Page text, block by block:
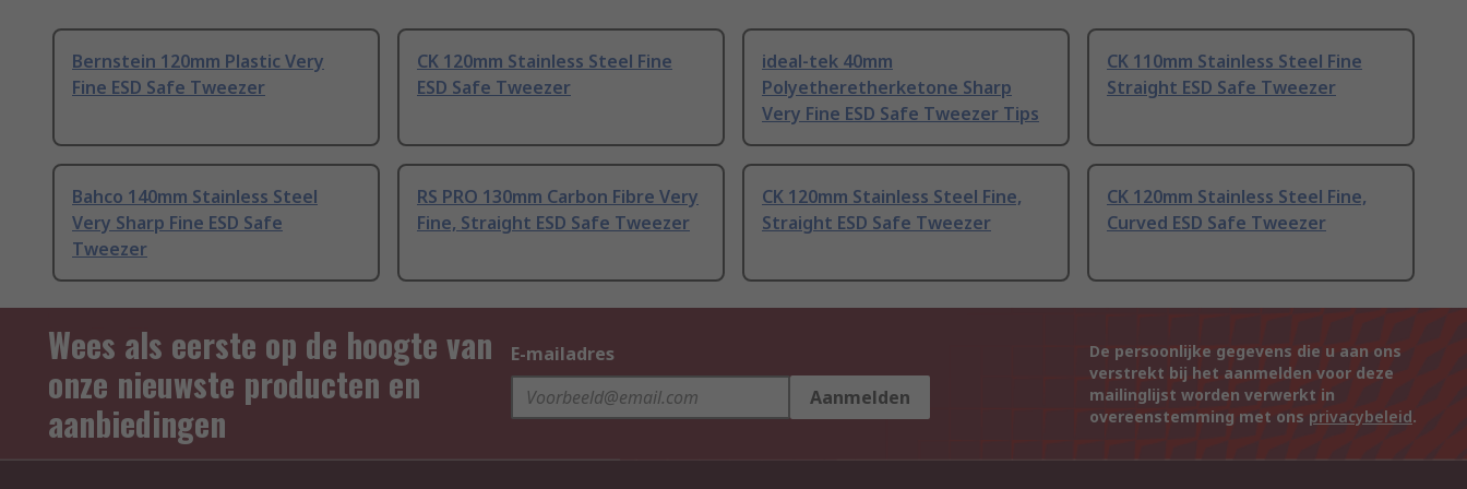
Bernstein 120mm Plastic Very
Fine ESD Safe Tweezer
CK 120mm Stainless Steel Fine
ESD Safe Tweezer
ideal-tek 40mm
Polyetheretherketone Sharp
Very Fine ESD Safe Tweezer Tips
CK 110mm Stainless Steel Fine
Straight ESD Safe Tweezer
Bahco 140mm Stainless Steel
Very Sharp Fine ESD Safe
Tweezer
RS PRO 130mm Carbon Fibre Very
Fine, Straight ESD Safe Tweezer
CK 120mm Stainless Steel Fine,
Straight ESD Safe Tweezer
CK 120mm Stainless Steel Fine,
Curved ESD Safe Tweezer
Wees als eerste op de hoogte van
onze nieuwste producten en
aanbiedingen
E-mailadres
Aanmelden
De persoonlijke gegevens die u aan ons
verstrekt bij het aanmelden voor deze
mailinglijst worden verwerkt in
overeenstemming met ons privacybeleid.